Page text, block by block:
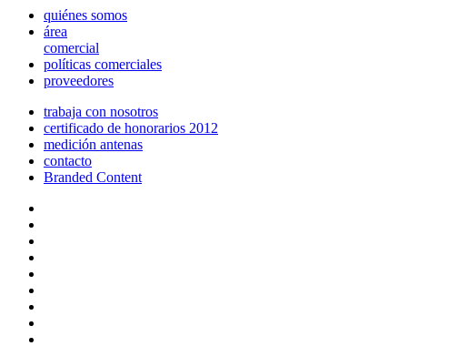
quiénes somos
área
comercial
políticas comerciales
proveedores
trabaja con nosotros
certificado de honorarios 2012
medición antenas
contacto
Branded Content